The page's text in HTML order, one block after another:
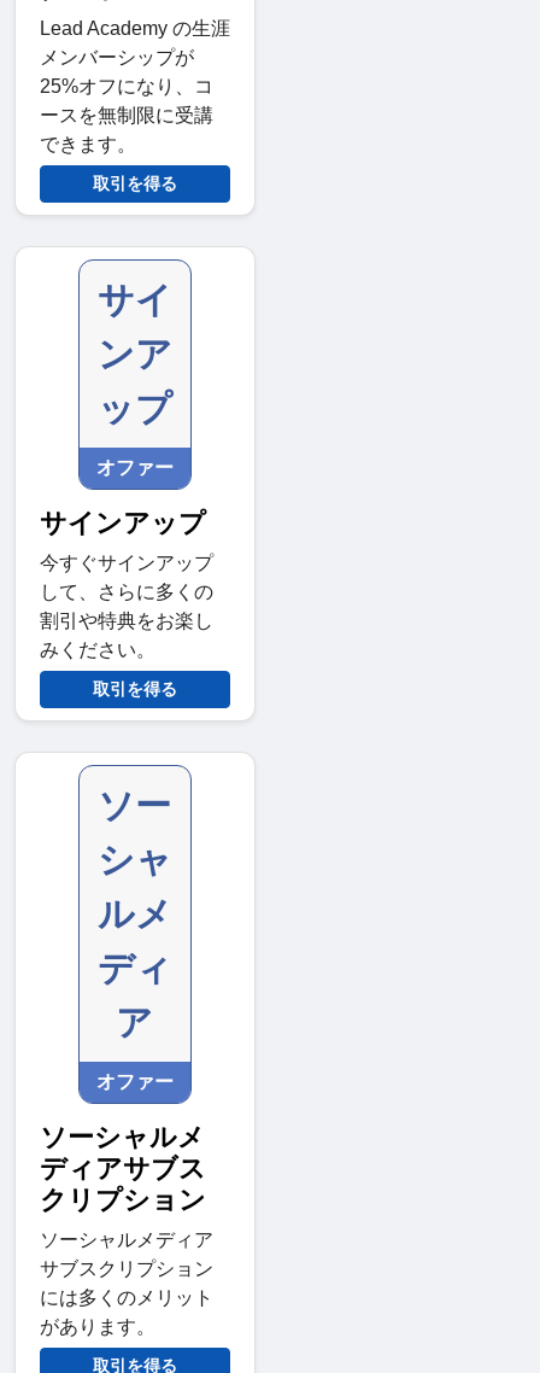
Lead Academy の生涯
メンバーシップが
25%オフになり、コ
ースを無制限に受講
できます。
取引を得る
サイ
ンア
ップ
オファー
サインアップ
今すぐサインアップ
して、さらに多くの
割引や特典をお楽し
みください。
取引を得る
ソー
シャ
ルメ
ディ
ア
オファー
ソーシャルメ
ディアサブス
クリプション
ソーシャルメディア
サブスクリプション
には多くのメリット
があります。
取引を得る